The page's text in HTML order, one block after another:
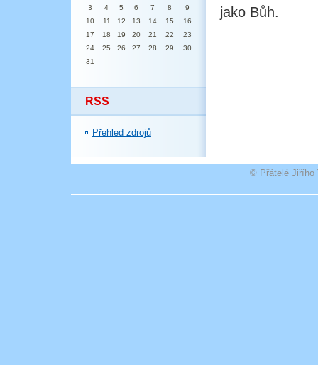
3
4 5 6 7 8
9
10
11 12 13 14 15
16
17
18 19 20 21 22
23
24
25 26 27 28 29
30
31
RSS
Přehled zdrojů
jako Bůh.
© Přátelé